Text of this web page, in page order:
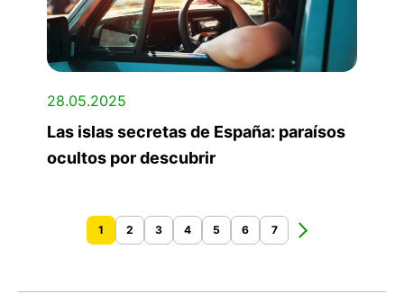
28.05.2025
Las islas secretas de España: paraísos
ocultos por descubrir
1 2 3 4 5 6 7